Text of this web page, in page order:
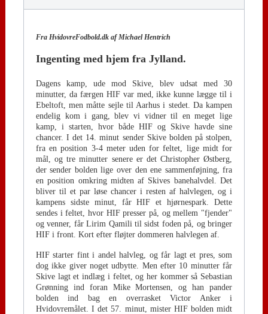
Fra HvidovreFodbold.dk af Michael Hentrich
Ingenting med hjem fra Jylland.
Dagens kamp, ude mod Skive, blev udsat med 30
minutter, da færgen HIF var med, ikke kunne lægge til i
Ebeltoft, men måtte sejle til Aarhus i stedet. Da kampen
endelig kom i gang, blev vi vidner til en meget lige
kamp, i starten, hvor både HIF og Skive havde sine
chancer. I det 14. minut sender Skive bolden på stolpen,
fra en position 3-4 meter uden for feltet, lige midt for
mål, og tre minutter senere er det Christopher Østberg,
der sender bolden lige over den ene sammenføjning, fra
en position omkring midten af Skives banehalvdel. Det
bliver til et par løse chancer i resten af halvlegen, og i
kampens sidste minut, får HIF et hjørnespark. Dette
sendes i feltet, hvor HIF presser på, og mellem "fjender"
og venner, får Lirim Qamili til sidst foden på, og bringer
HIF i front. Kort efter fløjter dommeren halvlegen af.
HIF starter fint i andel halvleg, og får lagt et pres, som
dog ikke giver noget udbytte. Men efter 10 minutter får
Skive lagt et indlæg i feltet, og her kommer så Sebastian
Grønning ind foran Mike Mortensen, og han pander
bolden ind bag en overrasket Victor Anker i
Hvidovremålet. I det 57. minut, mister HIF bolden midt